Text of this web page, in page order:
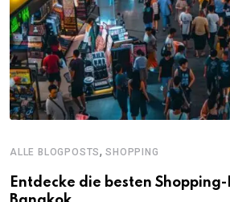
ALLE BLOGPOSTS,SHOPPING
Entdecke die besten